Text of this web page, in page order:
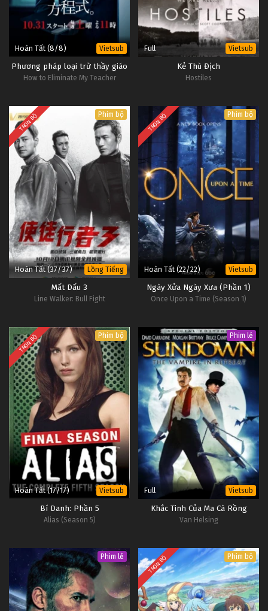
Hoàn Tất (8/8) Vietsub
Phương pháp loại trừ thầy giáo
How to Eliminate My Teacher
Full Vietsub
Kẻ Thù Địch
Hostiles
TRỌN BỘ Phim bộ
Hoàn Tất (37/37) Lồng Tiếng
Mất Dấu 3
Line Walker: Bull Fight
TRỌN BỘ Phim bộ
Hoàn Tất (22/22) Vietsub
Ngày Xửa Ngày Xưa (Phần 1)
Once Upon a Time (Season 1)
TRỌN BỘ Phim bộ
Hoàn Tất (17/17) Vietsub
Bí Danh: Phần 5
Alias (Season 5)
Phim lẻ
Full Vietsub
Khắc Tinh Của Ma Cà Rồng
Van Helsing
Phim lẻ TRỌN BỘ Phim bộ